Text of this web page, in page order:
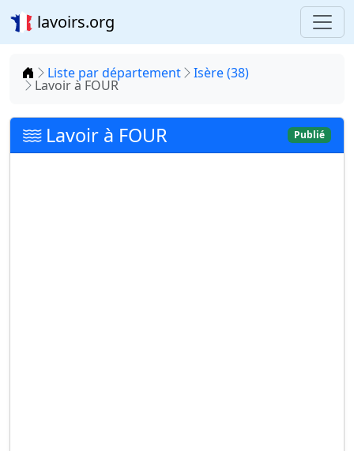
lavoirs.org
Accueil
Liste par département Isère (38)
Lavoir à FOUR
Lavoir à FOUR Publié